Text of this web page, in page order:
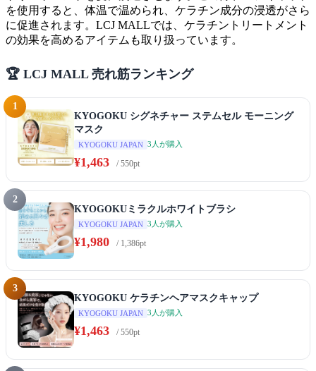
を使用すると、体温で温められ、ケラチン成分の浸透がさら
に促進されます。LCJ MALLでは、ケラチントリートメント
の効果を高めるアイテムも取り扱っています。
🏆 LCJ MALL 売れ筋ランキング
1
KYOGOKU シグネチャー ステムセル モーニング
マスク
KYOGOKU JAPAN 3人が購入
¥1,463 / 550pt
2
KYOGOKUミラクルホワイトブラシ
KYOGOKU JAPAN 3人が購入
¥1,980 / 1,386pt
3
KYOGOKU ケラチンヘアマスクキャップ
KYOGOKU JAPAN 3人が購入
¥1,463 / 550pt